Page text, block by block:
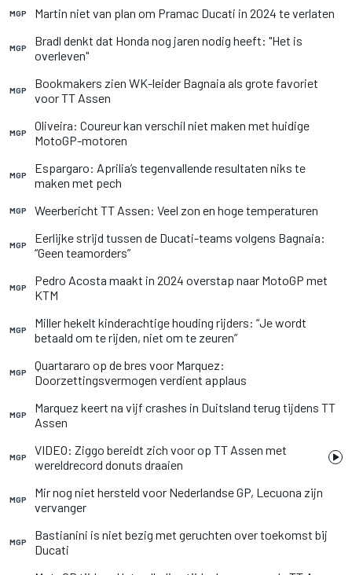
MGP Martin niet van plan om Pramac Ducati in 2024 te verlaten
MGP
Bradl denkt dat Honda nog jaren nodig heeft: "Het is
overleven"
MGP
Bookmakers zien WK-leider Bagnaia als grote favoriet
voor TT Assen
MGP
Oliveira: Coureur kan verschil niet maken met huidige
MotoGP-motoren
MGP
Espargaro: Aprilia’s tegenvallende resultaten niks te
maken met pech
MGP Weerbericht TT Assen: Veel zon en hoge temperaturen
MGP
Eerlijke strijd tussen de Ducati-teams volgens Bagnaia:
“Geen teamorders”
MGP
Pedro Acosta maakt in 2024 overstap naar MotoGP met
KTM
MGP
Miller hekelt kinderachtige houding rijders: “Je wordt
betaald om te rijden, niet om te zeuren”
MGP
Quartararo op de bres voor Marquez:
Doorzettingsvermogen verdient applaus
MGP
Marquez keert na vijf crashes in Duitsland terug tijdens TT
Assen
MGP
VIDEO: Ziggo bereidt zich voor op TT Assen met
wereldrecord donuts draaien
MGP
Mir nog niet hersteld voor Nederlandse GP, Lecuona zijn
vervanger
MGP
Bastianini is niet bezig met geruchten over toekomst bij
Ducati